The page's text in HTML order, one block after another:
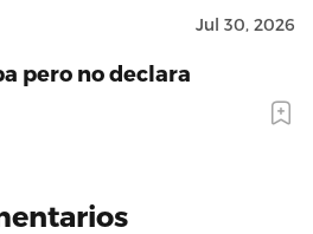
Jul 30, 2026
pero no declara